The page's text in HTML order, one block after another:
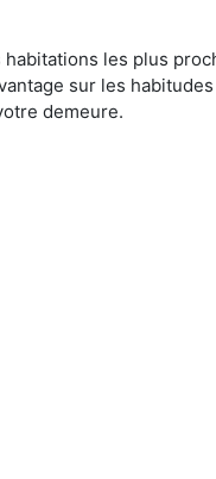
les plus
sur les
demeure.